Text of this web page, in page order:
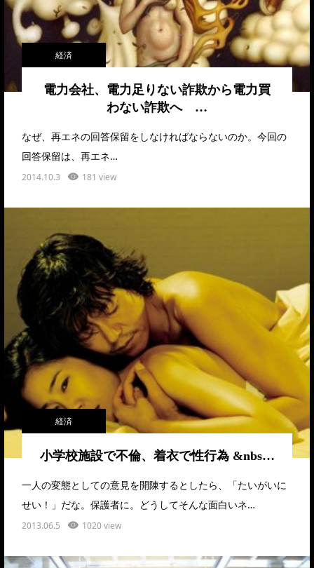
経済
電力会社、電力足りない詐欺から電力買
わない詐欺へ …
なぜ、再エネの回答保留をしなければならないのか。今回の
回答保留は、再エネ…
2014.10.3 181 view
経済
小学校施設で不倫、着衣で性行為 &nbs…
一人の変態としての意見を開陳するとしたら、「たいがいに
せい！」だな。保護者に。どうしてそんな面白いネ…
2013.06.5 1020 view